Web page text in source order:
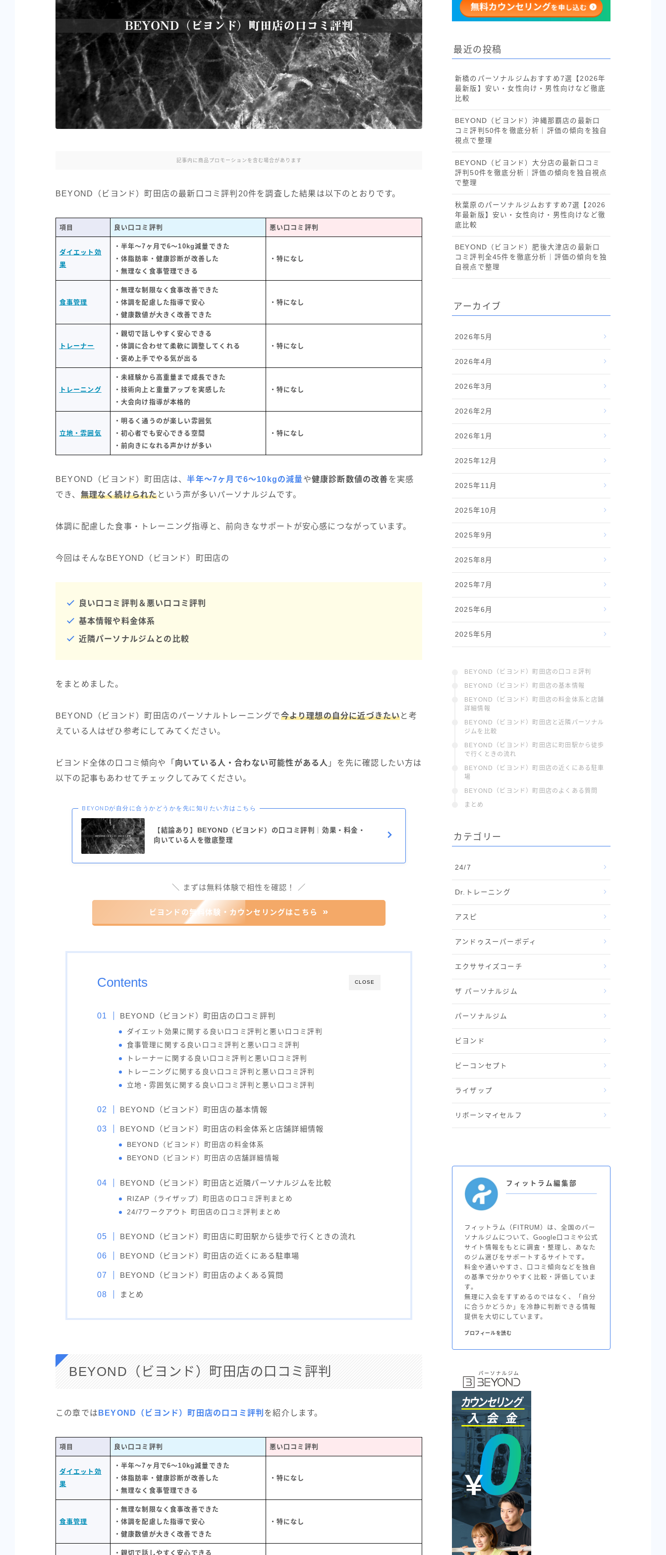
記事内に商品プロモーションを含む場合があります
BEYOND（ビヨンド）町田店の最新口コミ評判20件を調査した結果は以下のとおりです。
項目 良い口コミ評判 悪い口コミ評判
ダイエット効
果
・半年〜7ヶ月で6〜10kg減量できた
・体脂肪率・健康診断が改善した
・無理なく食事管理できる
・特になし
食事管理
・無理な制限なく食事改善できた
・体調を配慮した指導で安心
・健康数値が大きく改善できた
・特になし
トレーナー
・親切で話しやすく安心できる
・体調に合わせて柔軟に調整してくれる
・褒め上手でやる気が出る
・特になし
トレーニング
・未経験から高重量まで成長できた
・技術向上と重量アップを実感した
・大会向け指導が本格的
・特になし
立地・雰囲気
・明るく通うのが楽しい雰囲気
・初心者でも安心できる空間
・前向きになれる声かけが多い
・特になし
BEYOND（ビヨンド）町田店は、半年〜7ヶ月で6〜10kgの減量や健康診断数値の改善を実感
でき、 無理なく続けられたという声が多いパーソナルジムです。
体調に配慮した食事・トレーニング指導と、前向きなサポートが安心感につながっています。
今回はそんなBEYOND（ビヨンド）町田店の
良い口コミ評判＆悪い口コミ評判
基本情報や料金体系
近隣パーソナルジムとの比較
をまとめました。
BEYOND（ビヨンド）町田店のパーソナルトレーニングで今より理想の自分に近づきたいと考
えている人はぜひ参考にしてみてください。
ビヨンド全体の口コミ傾向や「 向いている人・合わない可能性がある人 」を先に確認したい方は
以下の記事もあわせてチェックしてみてください。
BEYONDが自分に合うかどうかを先に知りたい方はこちら
【結論あり】BEYOND（ビヨンド）の口コミ評判｜効果・料金・
向いている人を徹底整理
＼ まずは無料体験で相性を確認！ ／
ビヨンドの無料体験・カウンセリングはこちら
CLOSE
Contents
BEYOND（ビヨンド）町田店の口コミ評判
ダイエット効果に関する良い口コミ評判と悪い口コミ評判
食事管理に関する良い口コミ評判と悪い口コミ評判
トレーナーに関する良い口コミ評判と悪い口コミ評判
トレーニングに関する良い口コミ評判と悪い口コミ評判
立地・雰囲気に関する良い口コミ評判と悪い口コミ評判
BEYOND（ビヨンド）町田店の基本情報
BEYOND（ビヨンド）町田店の料金体系と店舗詳細情報
BEYOND（ビヨンド）町田店の料金体系
BEYOND（ビヨンド）町田店の店舗詳細情報
BEYOND（ビヨンド）町田店と近隣パーソナルジムを比較
RIZAP（ライザップ）町田店の口コミ評判まとめ
24/7ワークアウト 町田店の口コミ評判まとめ
BEYOND（ビヨンド）町田店に町田駅から徒歩で行くときの流れ
BEYOND（ビヨンド）町田店の近くにある駐車場
BEYOND（ビヨンド）町田店のよくある質問
まとめ
BEYOND（ビヨンド）町田店の口コミ評判
この章では BEYOND（ビヨンド）町田店の口コミ評判 を紹介します。
項目 良い口コミ評判 悪い口コミ評判
ダイエット効
果
・半年〜7ヶ月で6〜10kg減量できた
・体脂肪率・健康診断が改善した
・無理なく食事管理できる
・特になし
食事管理
・無理な制限なく食事改善できた
・体調を配慮した指導で安心
・健康数値が大きく改善できた
・特になし
・親切で話しやすく安心できる
最近の投稿
新橋のパーソナルジムおすすめ7選【2026年
最新版】安い・女性向け・男性向けなど徹底
比較
BEYOND（ビヨンド）沖縄那覇店の最新口
コミ評判50件を徹底分析｜評価の傾向を独自
視点で整理
BEYOND（ビヨンド）大分店の最新口コミ
評判50件を徹底分析｜評価の傾向を独自視点
で整理
秋葉原のパーソナルジムおすすめ7選【2026
年最新版】安い・女性向け・男性向けなど徹
底比較
BEYOND（ビヨンド）肥後大津店の最新口
コミ評判全45件を徹底分析｜評価の傾向を独
自視点で整理
アーカイブ
2026年5月
2026年4月
2026年3月
2026年2月
2026年1月
2025年12月
2025年11月
2025年10月
2025年9月
2025年8月
2025年7月
2025年6月
2025年5月
BEYOND（ビヨンド）町田店の口コミ評判
BEYOND（ビヨンド）町田店の基本情報
BEYOND（ビヨンド）町田店の料金体系と店舗
詳細情報
BEYOND（ビヨンド）町田店と近隣パーソナル
ジムを比較
BEYOND（ビヨンド）町田店に町田駅から徒歩
で行くときの流れ
BEYOND（ビヨンド）町田店の近くにある駐車
場
BEYOND（ビヨンド）町田店のよくある質問
まとめ
カテゴリー
24/7
Dr.トレーニング
アスピ
アンドゥスーパーボディ
エクササイズコーチ
ザ パーソナルジム
パーソナルジム
ビヨンド
ビーコンセプト
ライザップ
リボーンマイセルフ
フィットラム編集部
フィットラム（FITRUM）は、全国のパー
ソナルジムについて、Google口コミや公式
サイト情報をもとに調査・整理し、あなた
のジム選びをサポートするサイトです。
料金や通いやすさ、口コミ傾向などを独自
の基準で分かりやすく比較・評価していま
す。
無理に入会をすすめるのではなく、「自分
に合うかどうか」を冷静に判断できる情報
提供を大切にしています。
プロフィールを読む